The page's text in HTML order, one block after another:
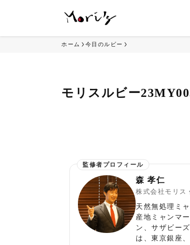
ホーム 今日のルビー
モリスルビー
森 孝仁
株式会社モリス
天然無処理ミ
産地ミャンマ
ン、サザビー
は、東京銀座